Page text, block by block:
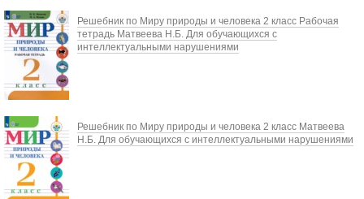
Решебник по Миру природы и человека 2 класс Рабочая
тетрадь Матвеева Н.Б. Для обучающихся с
интеллектуальными нарушениями
Решебник по Миру природы и человека 2 класс Матвеева
Н.Б. Для обучающихся с интеллектуальными нарушениями